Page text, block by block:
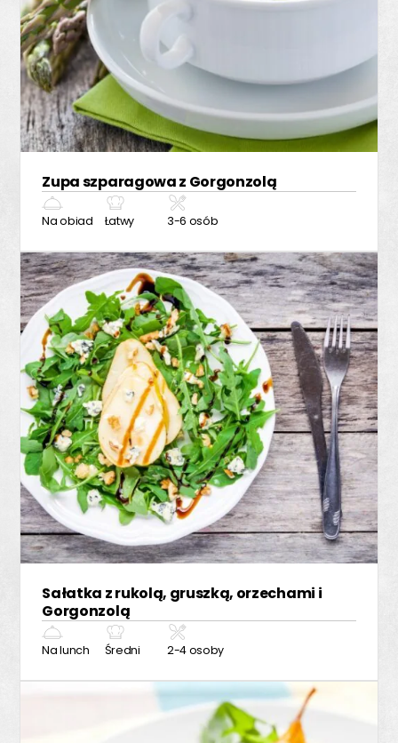
Zupa szparagowa z Gorgonzolą
Na obiad Łatwy 3-6 osób
Sałatka z rukolą, gruszką, orzechami i
Gorgonzolą
Na lunch Średni 2-4 osoby